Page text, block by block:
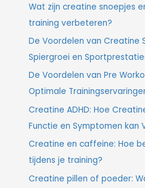
Wat zijn creatine snoepjes
training verbeteren?
De Voordelen van Creatine
Spiergroei en
De Voordelen van Pre
Optimale
Creatine ADHD: Hoe
Functie en Symptomen kan
Creatine en caffeine: Hoe
tijdens je training?
Creatine pillen of poeder: